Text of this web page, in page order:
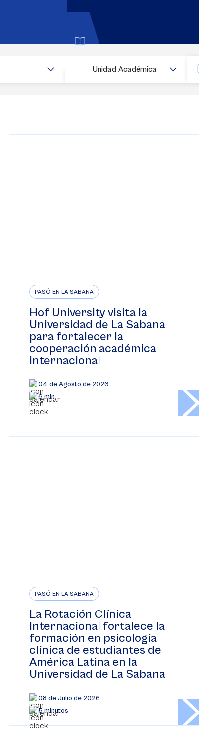
Unidad Académica
Buscar
PASÓ EN LA SABANA
Hof University visita la
Universidad de La Sabana
para fortalecer la
cooperación académica
internacional
04 de Agosto de 2026
6 min
PASÓ EN LA SABANA
La Rotación Clínica
Internacional fortalece la
formación en psicología
clínica de estudiantes de
América Latina en la
Universidad de La Sabana
08 de Julio de 2026
5 minutos